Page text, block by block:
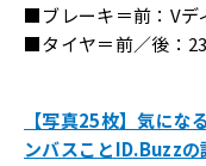
■ブレーキ＝前：Vデ
■タイヤ＝前／後：
【写真25枚】気に
ンバスことID.Buzzの